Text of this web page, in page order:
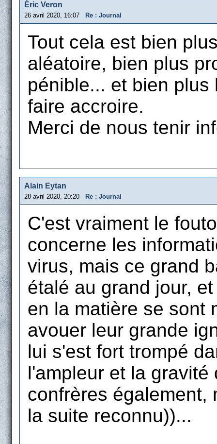
Éric Veron
26 avril 2020, 16:07 Re : Journal
Tout cela est bien
aléatoire, bien plus
pénible... et bien
faire accroire.
Merci de nous tenir
Alain Eytan
28 avril 2020, 20:20 Re : Journal
C'est vraiment le
concerne les
virus, mais ce grand
étalé au grand jour,
en la matière se sont
avouer leur grande
lui s'est fort trompé
l'ampleur et la
confrères également,
la suite reconnu))...